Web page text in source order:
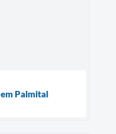
Palmital